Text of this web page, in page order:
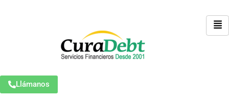
Llámanos